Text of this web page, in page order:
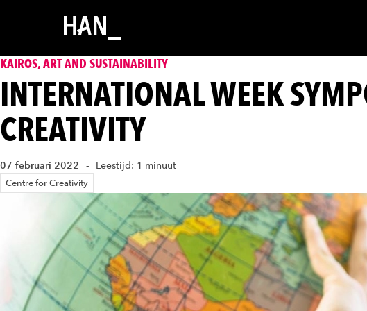
KAIROS, ART AND SUSTAINABILITY
INTERNATIONAL WEEK
CREATIVITY
07 februari 2022 Leestijd: 1 minuut
Centre for Creativity